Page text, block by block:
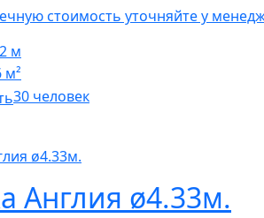
стоимость уточняйте у
м
м²
30 человек
Англия ø4.33м.